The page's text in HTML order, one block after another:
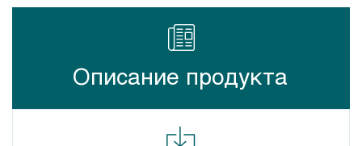
Описание продукта